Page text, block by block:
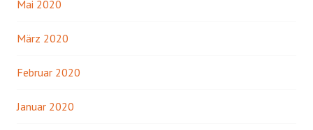
Mai 2020
März 2020
Februar 2020
Januar 2020